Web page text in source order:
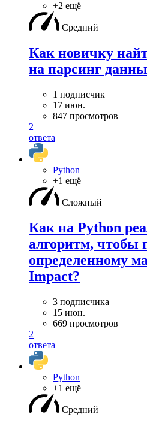
+2 ещё
Средний
Как новичку
на парсинг
1 подписчик
17 июн.
847 просмотров
2
ответа
Python
+1 ещё
Сложный
Как на Python
алгоритм, чтобы
определенному
Impact?
3 подписчика
15 июн.
669 просмотров
2
ответа
Python
+1 ещё
Средний